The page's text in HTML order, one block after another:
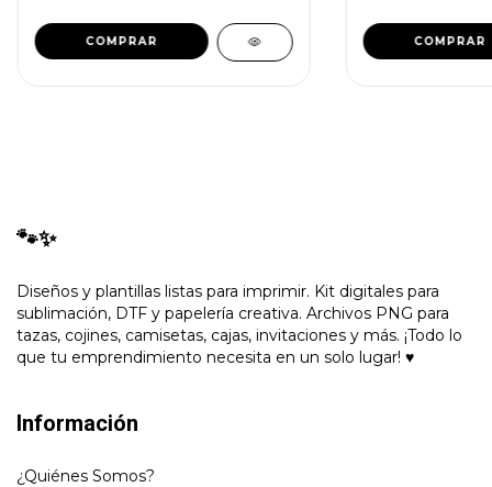
🐾✨
Diseños y plantillas listas para imprimir. Kit digitales para
sublimación, DTF y papelería creativa. Archivos PNG para
tazas, cojines, camisetas, cajas, invitaciones y más. ¡Todo lo
que tu emprendimiento necesita en un solo lugar! ♥
Información
¿Quiénes Somos?